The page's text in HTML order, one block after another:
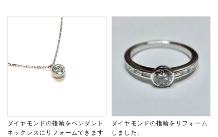
ダイヤモンドの指輪をペンダント
ネックレスにリフォームできます
ダイヤモンドの指輪をリフォーム
しました。